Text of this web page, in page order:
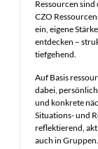
Ressourcen
CZO
ein, eigene
entdecken –
tiefgehend.
Auf Basis
dabei,
und konkrete
Situations- und
reflektierend,
auch in Gruppen.